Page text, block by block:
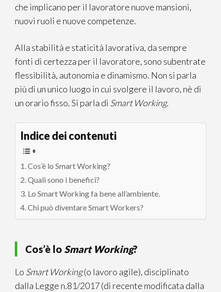
che implicano per il lavoratore nuove mansioni,
nuovi ruoli e nuove competenze.
Alla stabilità e staticità lavorativa, da sempre
fonti di certezza per il lavoratore, sono subentrate
flessibilità, autonomia e dinamismo. Non si parla
più di un unico luogo in cui svolgere il lavoro, nè di
un orario fisso. Si parla di Smart Working.
Indice dei contenuti
Cos’è lo Smart Working?
Quali sono i benefici?
Lo Smart Working fa bene all’ambiente.
Chi può diventare Smart Workers?
Cos’è lo Smart Working?
Lo Smart Working(o lavoro agile), disciplinato
dalla Legge n.81/2017 (di recente modificata dalla